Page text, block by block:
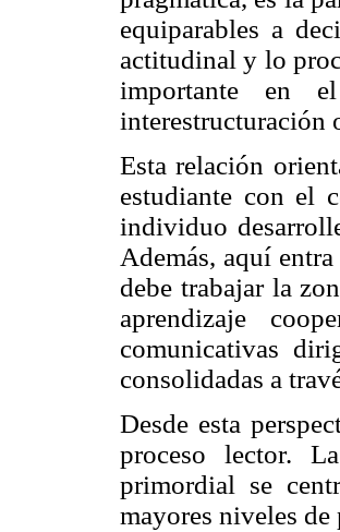
equiparables a
actitudinal y lo
importante en
interestructuración
Esta relación
estudiante con el
individuo
Además, aquí
debe trabajar la
aprendizaje
comunicativas
consolidadas a
Desde esta
proceso lector.
primordial se
mayores niveles